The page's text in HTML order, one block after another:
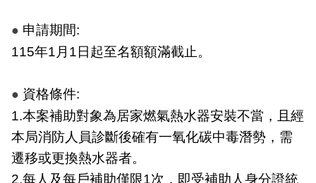
載
專
區
民
力
園
地
政
● 申請期間:
115年1月1日起至名額額滿截止。
● 資格條件:
1.本案補助對象為居家燃氣熱水器安裝不當，且經
本局消防人員診斷後確有一氧化碳中毒潛勢，需
遷移或更換熱水器者。
2.每人及每戶補助僅限1次，即受補助人身分證統